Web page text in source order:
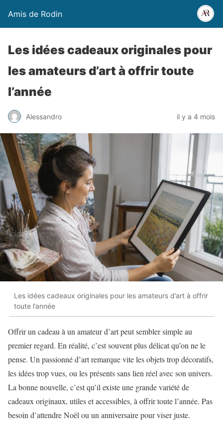
Amis de Rodin
Les idées cadeaux originales pour
les amateurs d’art à offrir toute
l’année
Alessandro il y a 4 mois
Les idées cadeaux originales pour les amateurs d’art à offrir
toute l’année
Offrir un cadeau à un amateur d’art peut sembler simple au
premier regard. En réalité, c’est souvent plus délicat qu’on ne le
pense. Un passionné d’art remarque vite les objets trop décoratifs,
les idées trop vues, ou les présents sans lien réel avec son univers.
La bonne nouvelle, c’est qu’il existe une grande variété de
cadeaux originaux, utiles et accessibles, à offrir toute l’année. Pas
besoin d’attendre Noël ou un anniversaire pour viser juste.